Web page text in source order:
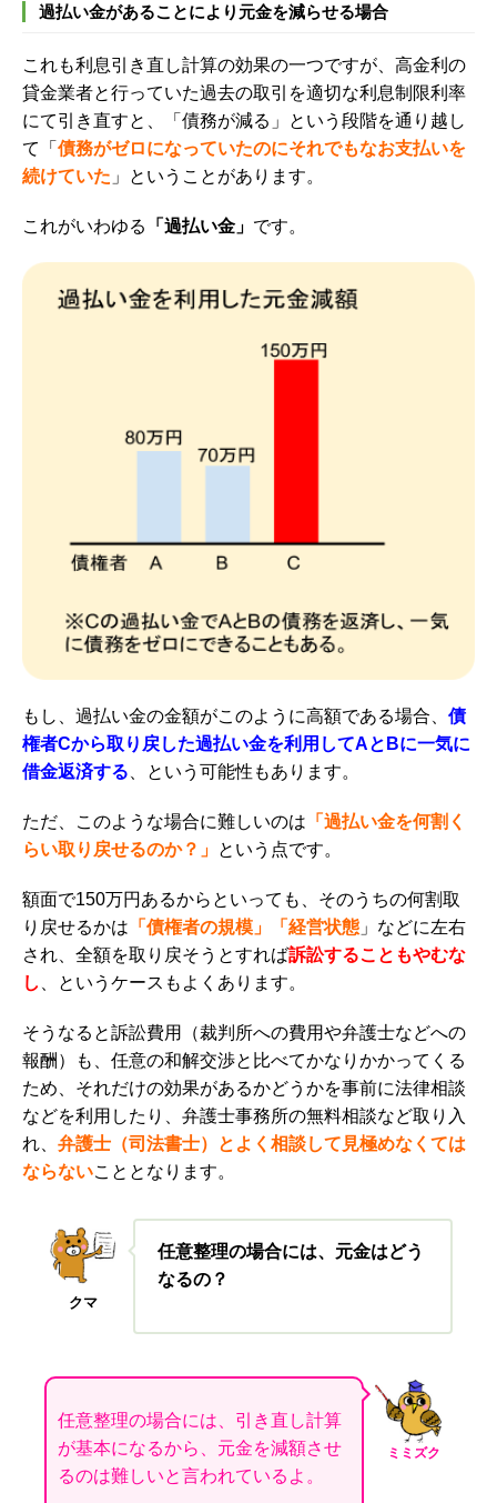
過払い金があることにより元金を減らせる場合
これも利息引き直し計算の効果の一つですが、高金利の
貸金業者と行っていた過去の取引を適切な利息制限利率
にて引き直すと、「債務が減る」という段階を通り越し
て「 債務がゼロになっていたのにそれでもなお支払いを
続けていた 」ということがあります。
これがいわゆる 「過払い金」 です。
もし、過払い金の金額がこのように高額である場合、 債
権者Cから取り戻した過払い金を利用してAとBに一気に
借金返済する 、という可能性もあります。
ただ、このような場合に難しいのは 「過払い金を何割く
らい取り戻せるのか？」 という点です。
額面で150万円あるからといっても、そのうちの何割取
り戻せるかは 「債権者の規模」「経営状態 」などに左右
され、全額を取り戻そうとすれば訴訟することもやむな
し
、というケースもよくあります。
そうなると訴訟費用（裁判所への費用や弁護士などへの
報酬）も、任意の和解交渉と比べてかなりかかってくる
ため、それだけの効果があるかどうかを事前に法律相談
などを利用したり、弁護士事務所の無料相談など取り入
れ、 弁護士（司法書士）とよく相談して見極めなくては
ならないこととなります。
クマ
任意整理の場合には、元金はどう
なるの？
ミミズク
任意整理の場合には、引き直し計算
が基本になるから、元金を減額させ
るのは難しいと言われているよ。